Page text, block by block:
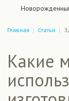
Главная Статьи
Какие